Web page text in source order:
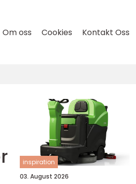
Om oss Cookies Kontakt Oss
inspiration
03. August 2026